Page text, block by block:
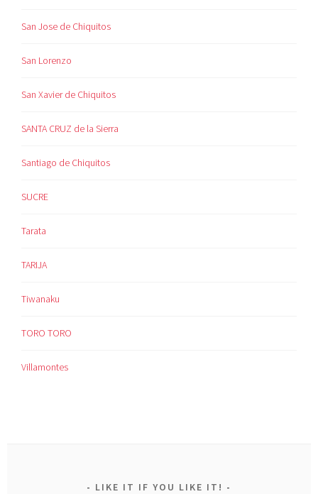
San Jose de Chiquitos
San Lorenzo
San Xavier de Chiquitos
SANTA CRUZ de la Sierra
Santiago de Chiquitos
SUCRE
Tarata
TARIJA
Tiwanaku
TORO TORO
Villamontes
LIKE IT IF YOU LIKE IT!